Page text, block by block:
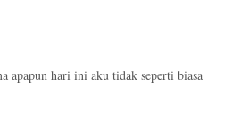
apapun hari ini aku tidak seperti biasa